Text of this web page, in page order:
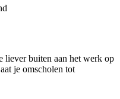
liever buiten aan het werk op
je omscholen tot